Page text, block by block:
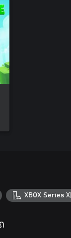
XBOX Series